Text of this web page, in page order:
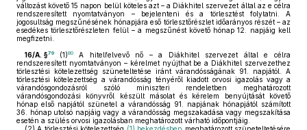
változást követő 15 napon belül köteles azt – a Diákhitel szervezet által az e célra
rendszeresített nyomtatványon – bejelenteni és a törlesztést folytatni. A
jogosultság megszűnésének hónapjára eső törlesztőrészlet időarányos részét – az
esedékes törlesztőrészleten felül – a megszűnést követő hónap 12. napjáig kell
megfizetni.
16/A. §79 (1)80A hitelfelvevő nő – a Diákhitel szervezet által e célra
rendszeresített nyomtatványon – kérelmet nyújthat be a Diákhitel szervezethez
törlesztési kötelezettség szüneteltetése iránt várandósságának 91. napjától. A
törlesztési kötelezettség a várandósság tényéről kiadott orvosi igazolás vagy a
várandósgondozásról szóló miniszteri rendeletben meghatározott
várandósgondozási könyvről készült másolat és kérelem benyújtását követő
hónap első napjától szünetel a várandósság 91. napjának hónapjától számított
36. hónap utolsó napjáig vagy a várandósság megszakadása vagy megszakítása
esetén a szülés orvosi igazolásban meghatározott várható időpontjáig.